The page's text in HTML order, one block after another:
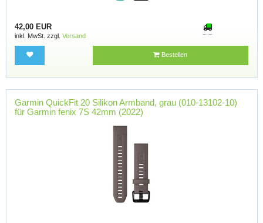
42,00 EUR
inkl. MwSt. zzgl. Versand
Bestellen
Garmin QuickFit 20 Silikon Armband, grau (010-13102-10)
für Garmin fenix 7S 42mm (2022)